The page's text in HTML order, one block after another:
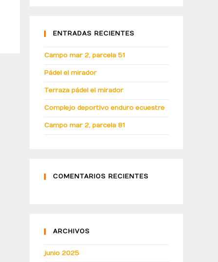
ENTRADAS RECIENTES
Campo mar 2, parcela 51
Pádel el mirador
Terraza pádel el mirador
Complejo deportivo enduro ecuestre
Campo mar 2, parcela 81
COMENTARIOS RECIENTES
ARCHIVOS
junio 2025